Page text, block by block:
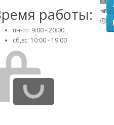
работы:
пн-пт: 9:00 - 20:00
сб,вс: 10:00 - 19:00